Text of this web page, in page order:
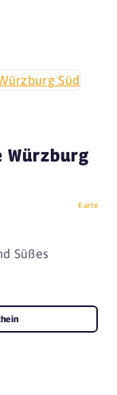
Karte
Süßes